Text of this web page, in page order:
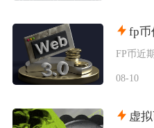
fp币
08-10
虚